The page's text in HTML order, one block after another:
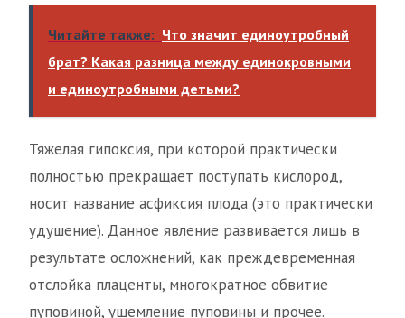
Читайте также: Что значит единоутробный
брат? Какая разница между единокровными
и единоутробными детьми?
Тяжелая гипоксия, при которой практически
полностью прекращает поступать кислород,
носит название асфиксия плода (это практически
удушение). Данное явление развивается лишь в
результате осложнений, как преждевременная
отслойка плаценты, многократное обвитие
пуповиной, ущемление пуповины и прочее.